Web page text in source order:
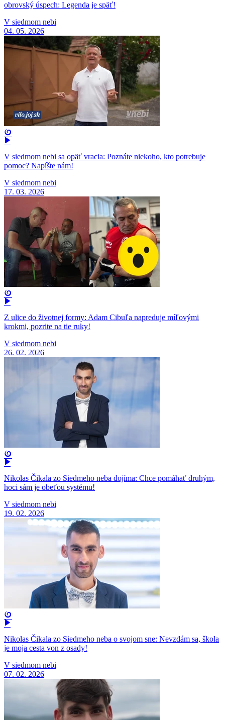
obrovský úspech: Legenda je späť!
V siedmom nebi
04. 05. 2026
V siedmom nebi sa opäť vracia: Poznáte niekoho, kto potrebuje
pomoc? Napíšte nám!
V siedmom nebi
17. 03. 2026
Z ulice do životnej formy: Adam Cibuľa napreduje míľovými
krokmi, pozrite na tie ruky!
V siedmom nebi
26. 02. 2026
Nikolas Čikala zo Siedmeho neba dojíma: Chce pomáhať druhým,
hoci sám je obeťou systému!
V siedmom nebi
19. 02. 2026
Nikolas Čikala zo Siedmeho neba o svojom sne: Nevzdám sa, škola
je moja cesta von z osady!
V siedmom nebi
07. 02. 2026